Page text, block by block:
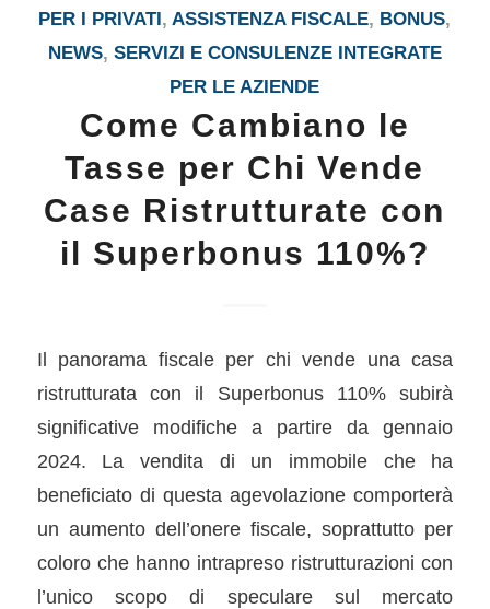
PER I PRIVATI ,ASSISTENZA FISCALE, BONUS,
NEWS, SERVIZI E CONSULENZE INTEGRATE
PER LE AZIENDE
Come Cambiano le
Tasse per Chi Vende
Case Ristrutturate con
il Superbonus 110%?
Il panorama fiscale per chi vende una casa
ristrutturata con il Superbonus 110% subirà
significative modifiche a partire da gennaio
2024. La vendita di un immobile che ha
beneficiato di questa agevolazione comporterà
un aumento dell’onere fiscale, soprattutto per
coloro che hanno intrapreso ristrutturazioni con
l’unico scopo di speculare sul mercato